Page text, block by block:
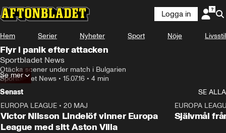
Logga in
Hem Serier Nyheter Sport Nöje Livsstil
Flyr i panik efter attacken
Sportbladet News
Otäcka scener under match i Bulgarien
Sportbladet News • 15.07.16 • 4 min
Se mer
Senast
SE ALLA
EUROPA LEAGUE • 20 MAJ
Victor Nilsson Lindelöf vinner Europa
League med sitt Aston Villa
EUROPA
Självmål